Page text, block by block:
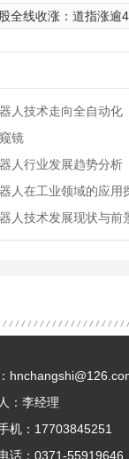
全线收涨：道指涨逾
人技术走向全自动化
镜
人行业发展趋势分析
人在工业领域的应用
人技术发展现状与前
：李经理
机：17703845251
话：0371-55919646